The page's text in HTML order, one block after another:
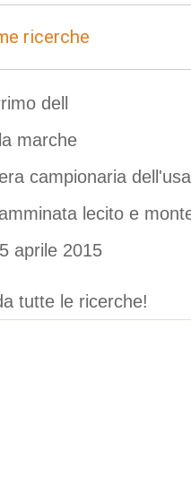
ricerche
dell
marche
campionaria
lecito e
aprile 2015
tutte le ricerche!